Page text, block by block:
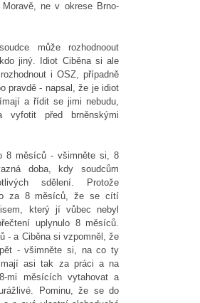
ne v okrese Brno-
může rozhodnoout
jiný. Idiot Ciběna si ale
i OSZ, případně
pravdě - napsal, že je idiot
a řídit se jimi nebudu,
před brněnskými
8 měsíců - všimněte si, 8
doba, kdy soudcům
sdělení. Protože
za 8 měsíců, že se cítí
který jí vůbec nebyl
uplynulo 8 měsíců.
- a Ciběna si vzpomněl, že
- všimněte si, na co ty
asi tak za práci a na
mi měsících vytahovat a
Pominu, že se do